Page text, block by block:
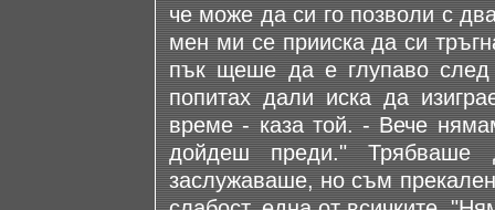
че може да си го позволи с
мен ми се прииска да си
пък щеше да е глупаво след
попитах дали иска да
време - каза той. - Вече
дойдеш преди."
заслужаваше, но съм